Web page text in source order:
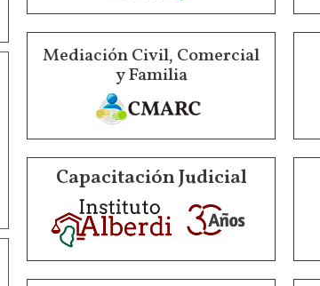
Mediación Civil, Comercial
y Familia
Capacitación Judicial